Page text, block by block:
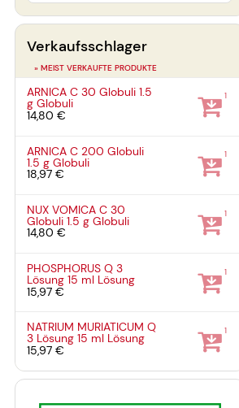
Verkaufsschlager
» MEIST VERKAUFTE PRODUKTE
ARNICA C 30 Globuli1.5
gGlobuli
14,80 €
1
ARNICA C 200 Globuli
1.5 gGlobuli
18,97 €
1
NUX VOMICA C 30
Globuli1.5 gGlobuli
14,80 €
1
PHOSPHORUS Q 3
Lösung15 ml Lösung
15,97 €
1
NATRIUM MURIATICUM Q
3 Lösung15 ml Lösung
15,97 €
1